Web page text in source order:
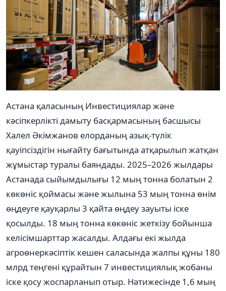
Астана қаласының Инвестициялар және
кәсіпкерлікті дамыту басқармасының басшысы
Халел Әкімжанов елорданың азық-түлік
қауіпсіздігін нығайту бағытында атқарылып жатқан
жұмыстар туралы баяндады. 2025–2026 жылдары
Астанада сыйымдылығы 12 мың тонна болатын 2
көкөніс қоймасы және жылына 53 мың тонна өнім
өңдеуге қауқарлы 3 қайта өңдеу зауыты іске
қосылды. 18 мың тонна көкөніс жеткізу бойынша
келісімшарттар жасалды. Алдағы екі жылда
агроөнеркәсіптік кешен саласында жалпы құны 180
млрд теңгені құрайтын 7 инвестициялық жобаны
іске қосу жоспарланып отыр. Нәтижесінде 1,6 мың